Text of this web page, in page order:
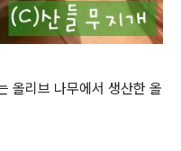
올리브 나무에서 생산한 올